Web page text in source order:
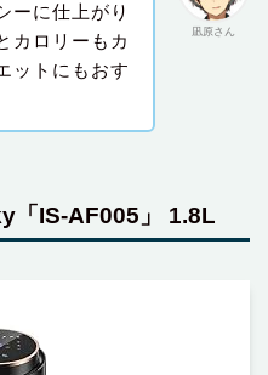
凪原さん
ーに仕上がり
カロリーもカ
ットにもおす
「IS-AF005」 1.8L